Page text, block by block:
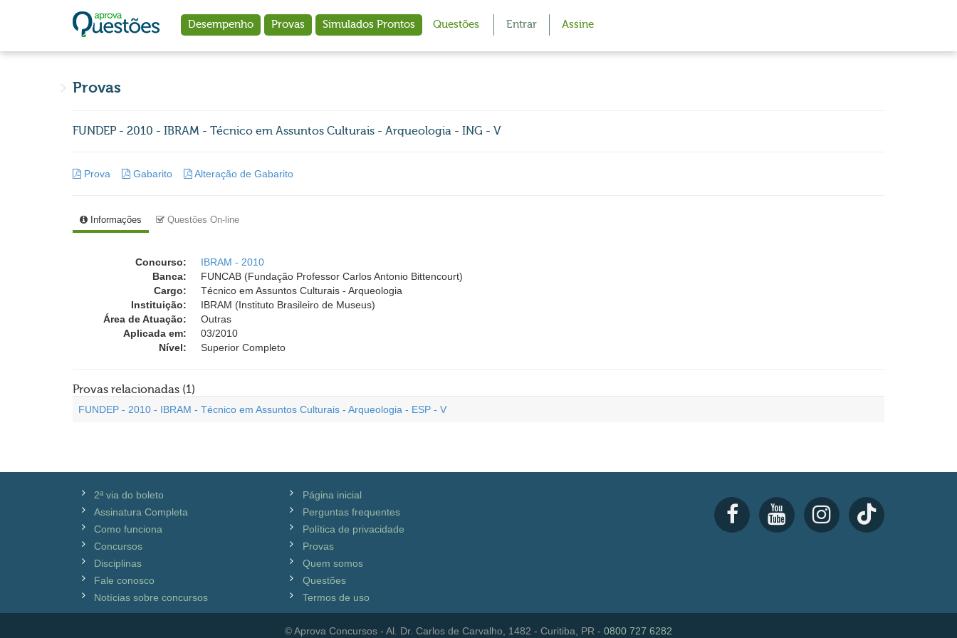
Desempenho Provas Simulados Prontos Questões Entrar Assine
Provas
FUNDEP - 2010 - IBRAM - Técnico em Assuntos Culturais - Arqueologia - ING - V
Prova Gabarito Alteração de Gabarito
Informações Questões On-line
Concurso:
IBRAM - 2010
Banca:
FUNCAB (Fundação Professor Carlos Antonio Bittencourt)
Cargo:
Técnico em Assuntos Culturais - Arqueologia
Instituição:
IBRAM (Instituto Brasileiro de Museus)
Área de Atuação:
Outras
Aplicada em:
03/2010
Nível:
Superior Completo
Provas relacionadas (1)
FUNDEP - 2010 - IBRAM - Técnico em Assuntos Culturais - Arqueologia - ESP - V
2ª via do boleto
Assinatura Completa
Como funciona
Concursos
Disciplinas
Fale conosco
Notícias sobre concursos
Página inicial
Perguntas frequentes
Política de privacidade
Provas
Quem somos
Questões
Termos de uso
© Aprova Concursos - Al. Dr. Carlos de Carvalho, 1482 - Curitiba, PR - 0800 727 6282